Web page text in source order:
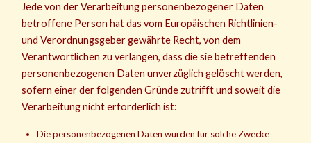
Jede von der Verarbeitung personenbezogener Daten
betroffene Person hat das vom Europäischen Richtlinien-
und Verordnungsgeber gewährte Recht, von dem
Verantwortlichen zu verlangen, dass die sie betreffenden
personenbezogenen Daten unverzüglich gelöscht werden,
sofern einer der folgenden Gründe zutrifft und soweit die
Verarbeitung nicht erforderlich ist:
Die personenbezogenen Daten wurden für solche Zwecke